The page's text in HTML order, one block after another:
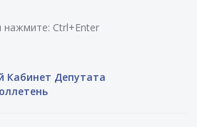
Ctrl+Enter
Кабинет Депутата